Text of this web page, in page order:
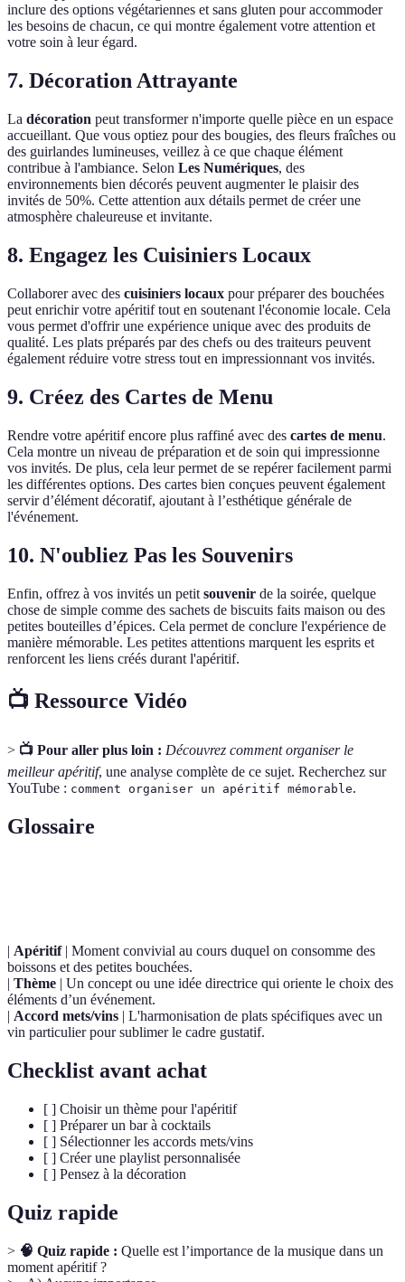
inclure des options végétariennes et sans gluten pour accommoder
les besoins de chacun, ce qui montre également votre attention et
votre soin à leur égard.
7. Décoration Attrayante
La décoration peut transformer n'importe quelle pièce en un espace
accueillant. Que vous optiez pour des bougies, des fleurs fraîches ou
des guirlandes lumineuses, veillez à ce que chaque élément
contribue à l'ambiance. Selon Les Numériques, des
environnements bien décorés peuvent augmenter le plaisir des
invités de 50%. Cette attention aux détails permet de créer une
atmosphère chaleureuse et invitante.
8. Engagez les Cuisiniers Locaux
Collaborer avec des cuisiniers locaux pour préparer des bouchées
peut enrichir votre apéritif tout en soutenant l'économie locale. Cela
vous permet d'offrir une expérience unique avec des produits de
qualité. Les plats préparés par des chefs ou des traiteurs peuvent
également réduire votre stress tout en impressionnant vos invités.
9. Créez des Cartes de Menu
Rendre votre apéritif encore plus raffiné avec des cartes de menu.
Cela montre un niveau de préparation et de soin qui impressionne
vos invités. De plus, cela leur permet de se repérer facilement parmi
les différentes options. Des cartes bien conçues peuvent également
servir d’élément décoratif, ajoutant à l’esthétique générale de
l'événement.
10. N'oubliez Pas les Souvenirs
Enfin, offrez à vos invités un petit souvenir de la soirée, quelque
chose de simple comme des sachets de biscuits faits maison ou des
petites bouteilles d’épices. Cela permet de conclure l'expérience de
manière mémorable. Les petites attentions marquent les esprits et
renforcent les liens créés durant l'apéritif.
📺 Ressource Vidéo
> 📺 Pour aller plus loin : Découvrez comment organiser le
meilleur apéritif, une analyse complète de ce sujet. Recherchez sur
YouTube : comment organiser un apéritif mémorable.
Glossaire
| Apéritif| Moment convivial au cours duquel on consomme des
boissons et des petites bouchées.
| Thème | Un concept ou une idée directrice qui oriente le choix des
éléments d’un événement.
| Accord mets/vins | L'harmonisation de plats spécifiques avec un
vin particulier pour sublimer le cadre gustatif.
Checklist avant achat
[ ] Choisir un thème pour l'apéritif
[ ] Préparer un bar à cocktails
[ ] Sélectionner les accords mets/vins
[ ] Créer une playlist personnalisée
[ ] Pensez à la décoration
Quiz rapide
> 🧠 Quiz rapide : Quelle est l’importance de la musique dans un
moment apéritif ?